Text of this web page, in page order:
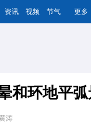
资讯 视频 节气 更多
和环地平
涛